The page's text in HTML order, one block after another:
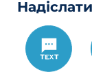
Text